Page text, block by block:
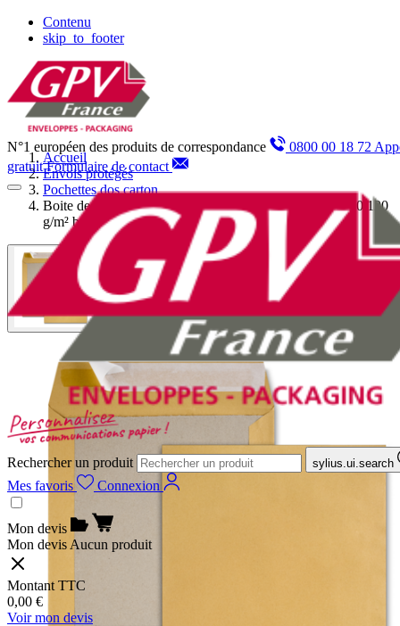
Contenu
skip_to_footer
N°1 européen des produits de correspondance
0800 00 18 72
gratuit Formulaire de contact
Rechercher un produit sylius.ui.search
Mes favoris Connexion
Mon devis
Mon devis Aucun produit
Montant TTC
0,00 €
Voir mon devis
Accueil
Envois protégés
Pochettes dos carton
Boite de 100 pochettes dos carton kraft brun 24 260x330 120
g/m² bande de protection